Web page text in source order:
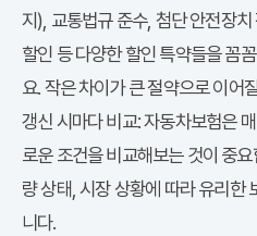
지), 교통법규 준수, 첨단 안전장
할인 등 다양한 할인 특약들을 꼼
요. 작은 차이가 큰 절약으로 이어
갱신 시마다 비교:자동차보험은
로운 조건을 비교해보는 것이 중
량 상태, 시장 상황에 따라 유리한
니다.